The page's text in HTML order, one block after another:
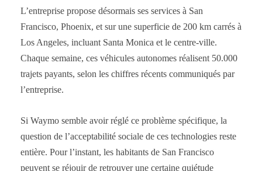
L’entreprise propose désormais ses services à San
Francisco, Phoenix, et sur une superficie de 200 km carrés à
Los Angeles, incluant Santa Monica et le centre-ville.
Chaque semaine, ces véhicules autonomes réalisent 50.000
trajets payants, selon les chiffres récents communiqués par
l’entreprise.
Si Waymo semble avoir réglé ce problème spécifique, la
question de l’acceptabilité sociale de ces technologies reste
entière. Pour l’instant, les habitants de San Francisco
peuvent se réjouir de retrouver une certaine quiétude